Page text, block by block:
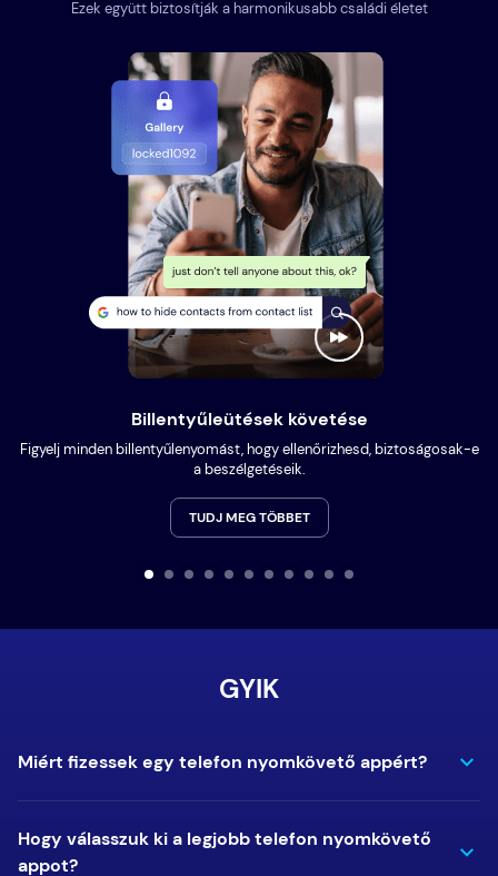
Ezek együtt biztosítják a harmonikusabb családi életet
Billentyűleütések követése
Figyelj minden billentyűlenyomást, hogy ellenőrizhesd, biztoságosak-e
a beszélgetéseik.
TUDJ MEG TÖBBET
GYIK
Miért fizessek egy telefon nyomkövető appért?
Hogy válasszuk ki a legjobb telefon nyomkövető
appot?